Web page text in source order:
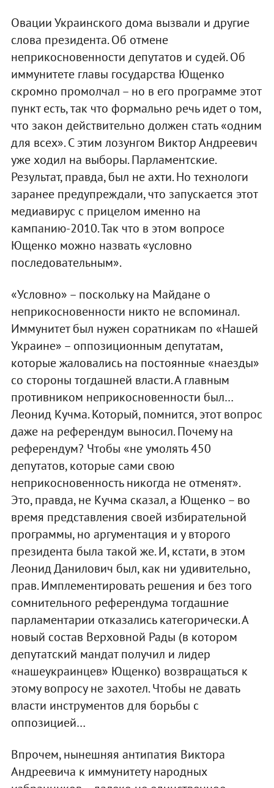
Овации Украинского дома вызвали и другие
слова президента. Об отмене
неприкосновенности депутатов и судей. Об
иммунитете главы государства Ющенко
скромно промолчал – но в его программе этот
пункт есть, так что формально речь идет о том,
что закон действительно должен стать «одним
для всех». С этим лозунгом Виктор Андреевич
уже ходил на выборы. Парламентские.
Результат, правда, был не ахти. Но технологи
заранее предупреждали, что запускается этот
медиавирус с прицелом именно на
кампанию-2010. Так что в этом вопросе
Ющенко можно назвать «условно
последовательным».
«Условно» – поскольку на Майдане о
неприкосновенности никто не вспоминал.
Иммунитет был нужен соратникам по «Нашей
Украине» – оппозиционным депутатам,
которые жаловались на постоянные «наезды»
со стороны тогдашней власти. А главным
противником неприкосновенности был…
Леонид Кучма. Который, помнится, этот вопрос
даже на референдум выносил. Почему на
референдум? Чтобы «не умолять 450
депутатов, которые сами свою
неприкосновенность никогда не отменят».
Это, правда, не Кучма сказал, а Ющенко – во
время представления своей избирательной
программы, но аргументация и у второго
президента была такой же. И, кстати, в этом
Леонид Данилович был, как ни удивительно,
прав. Имплементировать решения и без того
сомнительного референдума тогдашние
парламентарии отказались категорически. А
новый состав Верховной Рады (в котором
депутатский мандат получил и лидер
«нашеукраинцев» Ющенко) возвращаться к
этому вопросу не захотел. Чтобы не давать
власти инструментов для борьбы с
оппозицией…
Впрочем, нынешняя антипатия Виктора
Андреевича к иммунитету народных